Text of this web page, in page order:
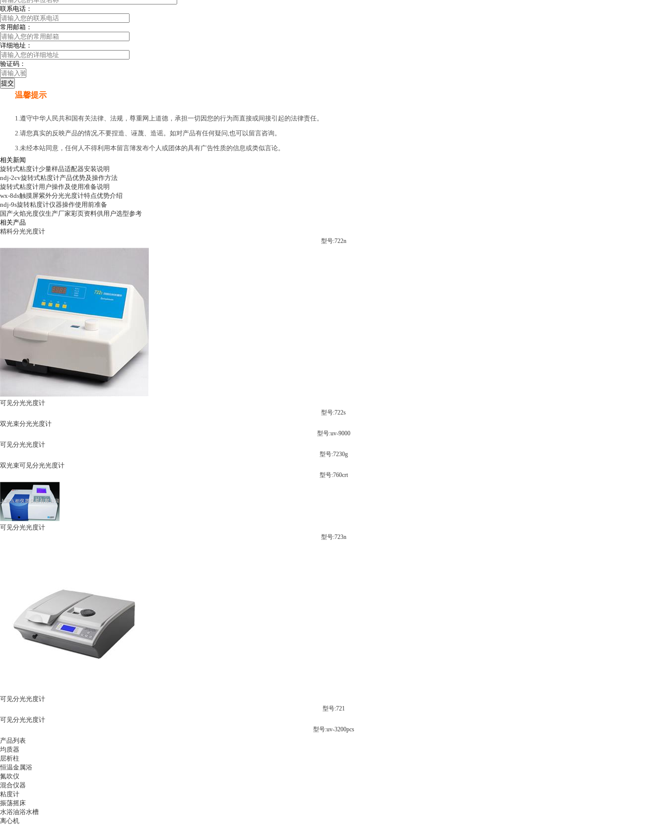
联系电话：
常用邮箱：
详细地址：
验证码：
温馨提示
1.遵守中华人民共和国有关法律、法规，尊重网上道德，承担一切因您的行为而直接或间接引起的法律责任。
2.请您真实的反映产品的情况,不要捏造、诬蔑、造谣。如对产品有任何疑问,也可以留言咨询。
3.未经本站同意，任何人不得利用本留言簿发布个人或团体的具有广告性质的信息或类似言论。
相关新闻
旋转式粘度计少量样品适配器安装说明
ndj-2cv旋转式粘度计产品优势及操作方法
旋转式粘度计用户操作及使用准备说明
wx-8ds触摸屏紫外分光光度计特点优势介绍
ndj-9s旋转粘度计仪器操作使用前准备
国产火焰光度仪生产厂家彩页资料供用户选型参考
相关产品
精科分光光度计
型号:722n
可见分光光度计
型号:722s
双光束分光光度计
型号:uv-9000
可见分光光度计
型号:7230g
双光束可见分光光度计
型号:760crt
可见分光光度计
型号:723n
可见分光光度计
型号:721
可见分光光度计
型号:uv-3200pcs
产品列表
均质器
层析柱
恒温金属浴
氮吹仪
混合仪器
粘度计
振荡摇床
水浴油浴水槽
离心机